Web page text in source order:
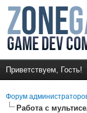
Приветствуем, Гость!
Форум
Работа с